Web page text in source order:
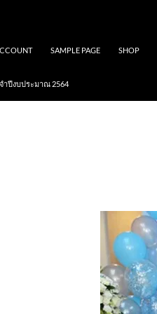
SAMPLE PAGE SHOP
ปีงบประมาณ 2564